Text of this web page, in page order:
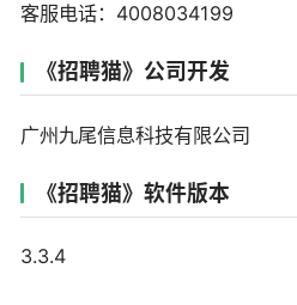
客服电话：4008034199
《招聘猫》公司开发
广州九尾信息科技有限公司
《招聘猫》软件版本
3.3.4